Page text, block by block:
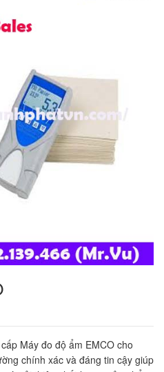
Máy đo độ ẩm EMCO cho
chính xác và đáng tin cậy giúp